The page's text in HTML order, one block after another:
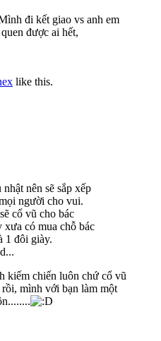
đi kết giao vs anh em
được ai hết,
like this.
nên sẽ sắp xếp
người cho vui.
cổ vũ cho bác
có mua chỗ bác
1 đôi giày.
kiếm chiến luôn chứ cổ vũ
mình với bạn làm một